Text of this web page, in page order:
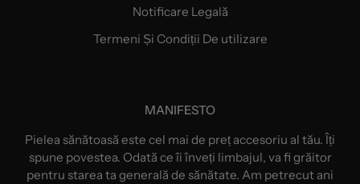
Notificare Legală
Termeni Și Condiții De utilizare
MANIFESTO
Pielea sănătoasă este cel mai de preț accesoriu al tău. Îți
spune povestea. Odată ce îi înveți limbajul, va fi grăitor
pentru starea ta generală de sănătate. Am petrecut ani